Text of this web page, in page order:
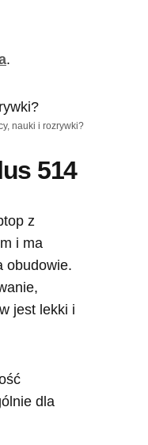
.
nauki i rozrywki?
514
z
i ma
obudowie.
jest lekki i
dla